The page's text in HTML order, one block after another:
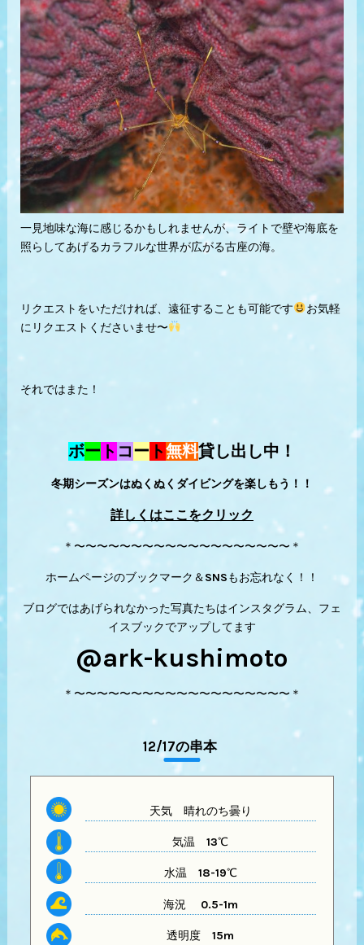
一見地味な海に感じるかもしれませんが、ライトで壁や海底を
照らしてあげるカラフルな世界が広がる古座の海。
リクエストをいただければ、遠征することも可能です
お気軽
にリクエストくださいませ〜
それではまた！
ボー ト コー ト無料貸し出し中！
冬期シーズンはぬくぬくダイビングを楽しもう！！
詳しくはここをクリック
＊〜〜〜〜〜〜〜〜〜〜〜〜〜〜〜〜〜〜〜＊
ホームページのブックマーク＆SNSもお忘れなく！！
ブログではあげられなかった写真たちはインスタグラム、フェ
イスブックでアップしてます
@ark-kushimoto
＊〜〜〜〜〜〜〜〜〜〜〜〜〜〜〜〜〜〜〜＊
12/17の串本
天気晴れのち曇り
気温 13℃
水温18-19℃
海況 0.5-1m
透明度 15m